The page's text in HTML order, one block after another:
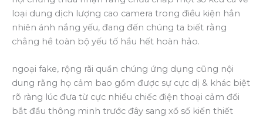
loại dung dịch lượng cao camera trong điều kiện hẳn
nhiên ánh nắng yếu, đang đến chúng ta biết rằng
chẳng hề toàn bộ yếu tố hầu hết hoàn hảo.
ngoại fake, rộng rãi quần chúng ứng dụng cũng nội
dung rằng họ cảm bao gồm được sự cực dị & khác biệt
rõ ràng lúc đưa từ cực nhiều chiếc điện thoại cảm đổi
bắt đầu thông minh trước đây sang xổ số kiến thiết